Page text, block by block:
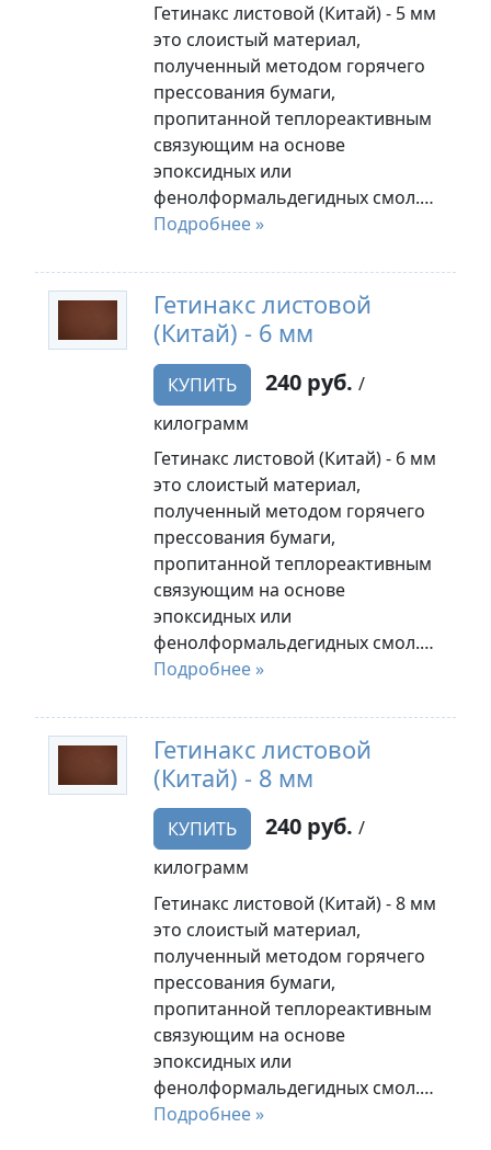
Гетинакс листовой (Китай) - 5 мм
это слоистый материал,
полученный методом горячего
прессования бумаги,
пропитанной теплореактивным
связующим на основе
эпоксидных или
фенолформальдегидных смол.…
Подробнее »
Гетинакс листовой
(Китай) - 6 мм
КУПИТЬ 240 руб. /
килограмм
Гетинакс листовой (Китай) - 6 мм
это слоистый материал,
полученный методом горячего
прессования бумаги,
пропитанной теплореактивным
связующим на основе
эпоксидных или
фенолформальдегидных смол.…
Подробнее »
Гетинакс листовой
(Китай) - 8 мм
КУПИТЬ 240 руб. /
килограмм
Гетинакс листовой (Китай) - 8 мм
это слоистый материал,
полученный методом горячего
прессования бумаги,
пропитанной теплореактивным
связующим на основе
эпоксидных или
фенолформальдегидных смол.…
Подробнее »